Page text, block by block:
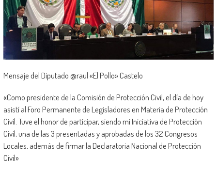
Mensaje del Diputado @raul «El Pollo» Castelo
«Como presidente de la Comisión de Protección Civil, el día de hoy
asistí al Foro Permanente de Legisladores en Materia de Protección
Civil. Tuve el honor de participar, siendo mi Iniciativa de Protección
Civil, una de las 3 presentadas y aprobadas de los 32 Congresos
Locales, además de firmar la Declaratoria Nacional de Protección
Civil»